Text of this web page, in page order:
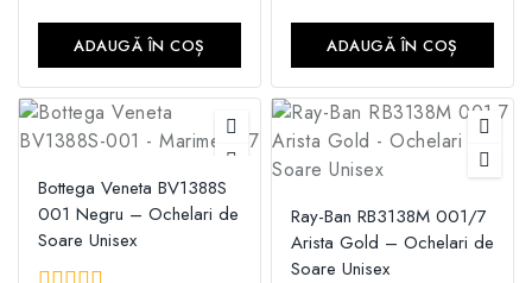
5
ADAUGĂ ÎN COȘ
5
ADAUGĂ ÎN COȘ
Bottega Veneta BV1388S
001 Negru – Ochelari de
Soare Unisex
Ray-Ban RB3138M 001/7
Arista Gold – Ochelari de
Soare Unisex